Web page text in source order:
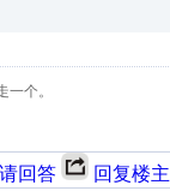
个。
回答 回复楼主